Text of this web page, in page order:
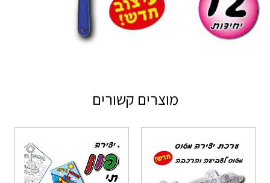
מוצרים קשורים